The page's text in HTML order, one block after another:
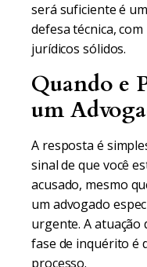
será suficiente é
defesa técnica,
jurídicos sólidos.
Quando e
um
A resposta é
sinal de que você
acusado, mesmo
um advogado
urgente. A atuação
fase de inquérito é
processo.